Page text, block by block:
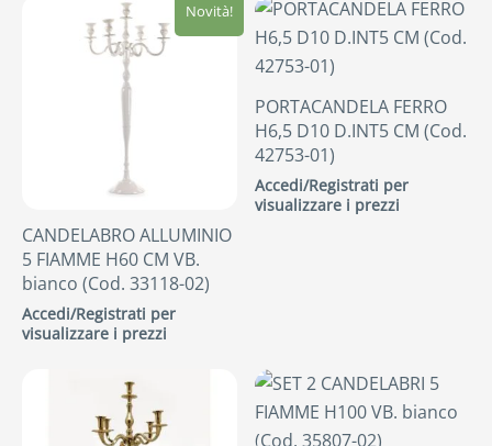
Novità!
CANDELABRO ALLUMINIO
5 FIAMME H60 CM VB.
bianco (Cod. 33118-02)
Accedi/Registrati per
visualizzare i prezzi
PORTACANDELA FERRO
H6,5 D10 D.INT5 CM (Cod.
42753-01)
Accedi/Registrati per
visualizzare i prezzi